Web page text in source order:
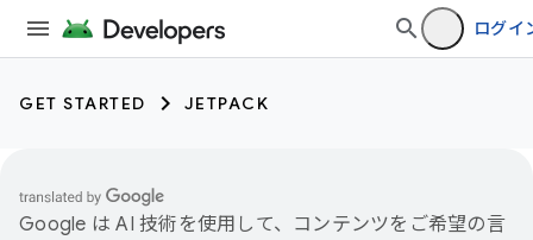
ログイ
GET STARTED JETPACK
Google は AI 技術を使用して、コンテンツをご希望の言